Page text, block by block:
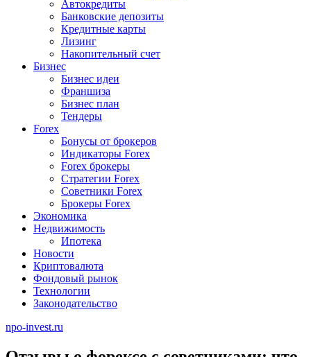
Автокредиты
Банковские депозиты
Кредитные карты
Лизинг
Накопительный счет
Бизнес
Бизнес идеи
Франшиза
Бизнес план
Тендеры
Forex
Бонусы от брокеров
Индикаторы Forex
Forex брокеры
Стратегии Forex
Советники Forex
Брокеры Forex
Экономика
Недвижимость
Ипотека
Новости
Криптовалюта
Фондовый рынок
Технологии
Законодательство
npo-invest.ru